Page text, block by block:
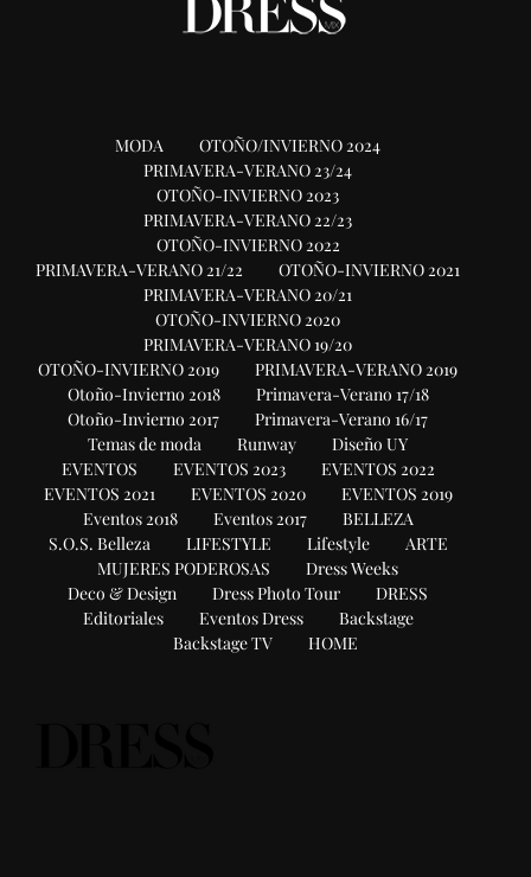
MODA
OTOÑO/INVIERNO 2024
PRIMAVERA-VERANO 23/24
OTOÑO-INVIERNO 2023
PRIMAVERA-VERANO 22/23
OTOÑO-INVIERNO 2022
PRIMAVERA-VERANO 21/22
OTOÑO-INVIERNO 2021
PRIMAVERA-VERANO 20/21
OTOÑO-INVIERNO 2020
PRIMAVERA-VERANO 19/20
OTOÑO-INVIERNO 2019
PRIMAVERA-VERANO 2019
Otoño-Invierno 2018
Primavera-Verano 17/18
Otoño-Invierno 2017
Primavera-Verano 16/17
Temas de moda
Runway
Diseño UY
EVENTOS
EVENTOS 2023
EVENTOS 2022
EVENTOS 2021
EVENTOS 2020
EVENTOS 2019
Eventos 2018
Eventos 2017
BELLEZA
S.O.S. Belleza
LIFESTYLE Lifestyle
ARTE
MUJERES PODEROSAS
Dress Weeks
Deco & Design
Dress Photo Tour
DRESS
Editoriales
Eventos Dress
Backstage
Backstage TV
HOME